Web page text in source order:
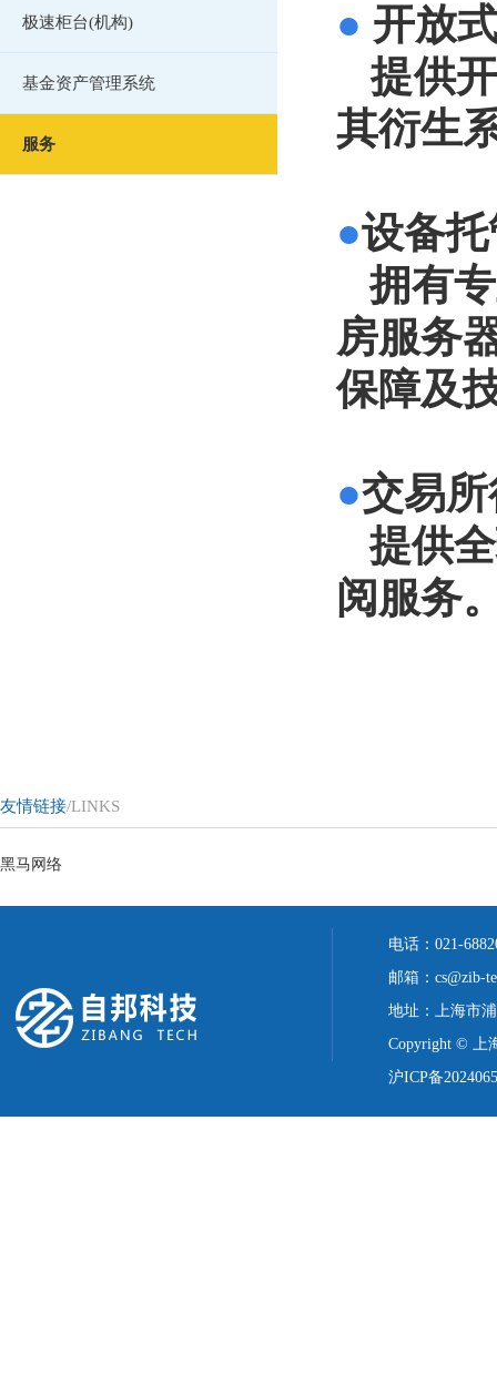
极速柜台(机构)
基金资产管理系统
服务
● 开放
提供
其衍生
●设备
拥有
房服务
保障及
●交易
提供
阅服务
友情链接/LINKS
黑马网络
电话：021-
邮箱：cs@zib-
地址：上海市
Copyright © 上
沪ICP备